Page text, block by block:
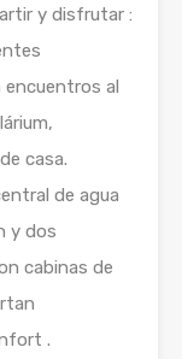
y disfrutar :
encuentros al
casa.
de agua
y dos
cabinas de
.